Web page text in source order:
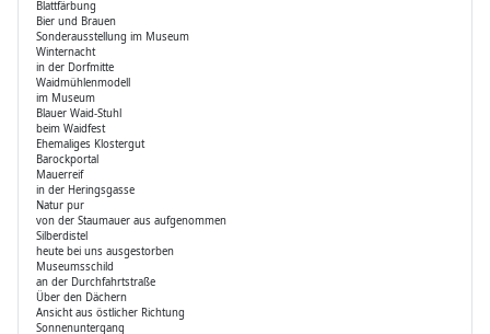
Blattfärbung
Bier und Brauen
Sonderausstellung im Museum
Winternacht
in der Dorfmitte
Waidmühlenmodell
im Museum
Blauer Waid-Stuhl
beim Waidfest
Ehemaliges Klostergut
Barockportal
Mauerreif
in der Heringsgasse
Natur pur
von der Staumauer aus aufgenommen
Silberdistel
heute bei uns ausgestorben
Museumsschild
an der Durchfahrtstraße
Über den Dächern
Ansicht aus östlicher Richtung
Sonnenuntergang